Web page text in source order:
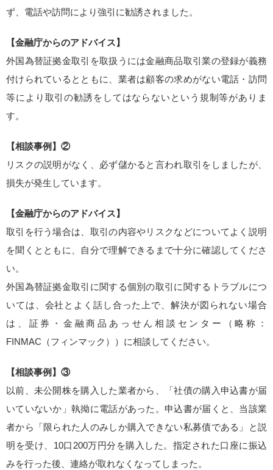
ず、電話や訪問により強引に勧誘されました。
【金融庁からのアドバイス】
外国為替証拠金取引を取扱うには金融商品取引業の登録が義務
付けられているとともに、業者は顧客の求めがない電話・訪問
等により取引の勧誘をしてはならないという規制等がありま
す。
【相談事例】②
リスクの説明がなく、必ず儲かると言われ取引をしましたが、
損失が発生しています。
【金融庁からのアドバイス】
取引を行う場合は、取引の内容やリスクなどについてよく説明
を聞くとともに、自分で理解できるまで十分に確認してくださ
い。
外国為替証拠金取引に関する個別の取引に関するトラブルにつ
いては、会社とよく話し合った上で、解決が図られない場合
は、証券・金融商品あっせん相談センター（略称：
FINMAC（フィンマック））に相談してください。
【相談事例】③
以前、未公開株を購入した業者から、「社債の購入申込書が届
いていないか」執拗に電話があった。申込書が届くと、当該業
者から「限られた人のみしか購入できない私募債である」と説
明を受け、10口200万円分を購入した。指定された口座に振込
みを行った後、連絡が取れなくなってしまった。